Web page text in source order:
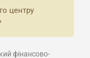
центру
фінансово-